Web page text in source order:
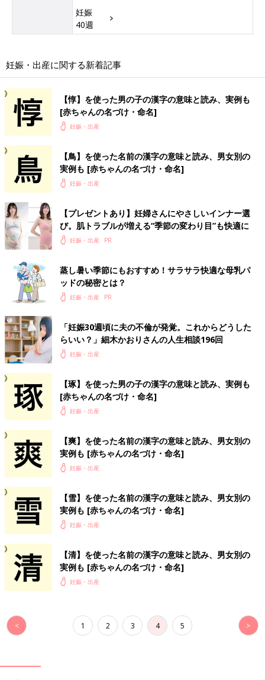
妊娠
40週
妊娠・出産に関する新着記事
【惇】を使った男の子の漢字の意味と読み、実例も
[赤ちゃんの名づけ・命名]
妊娠・出産
【鳥】を使った名前の漢字の意味と読み、男女別の
実例も [赤ちゃんの名づけ・命名]
妊娠・出産
【プレゼントあり】妊婦さんにやさしいインナー選
び。肌トラブルが増える“季節の変わり目”も快適に
妊娠・出産
蒸し暑い季節にもおすすめ！サラサラ快適な母乳パ
ッドの秘密とは？
妊娠・出産
「妊娠30週頃に夫の不倫が発覚。これからどうした
らいい？」細木かおりさんの人生相談196回
妊娠・出産
【琢】を使った男の子の漢字の意味と読み、実例も
[赤ちゃんの名づけ・命名]
妊娠・出産
【爽】を使った名前の漢字の意味と読み、男女別の
実例も [赤ちゃんの名づけ・命名]
妊娠・出産
【雪】を使った名前の漢字の意味と読み、男女別の
実例も [赤ちゃんの名づけ・命名]
妊娠・出産
【清】を使った名前の漢字の意味と読み、男女別の
実例も [赤ちゃんの名づけ・命名]
妊娠・出産
< 1 2 3 4 5 >